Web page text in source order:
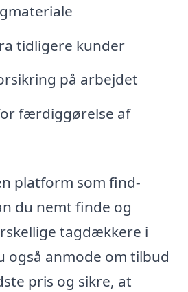
tidligere kunder
på arbejdet
færdiggørelse af
platform som find-
du nemt finde og
tagdækkere i
også anmode om tilbud
pris og sikre, at